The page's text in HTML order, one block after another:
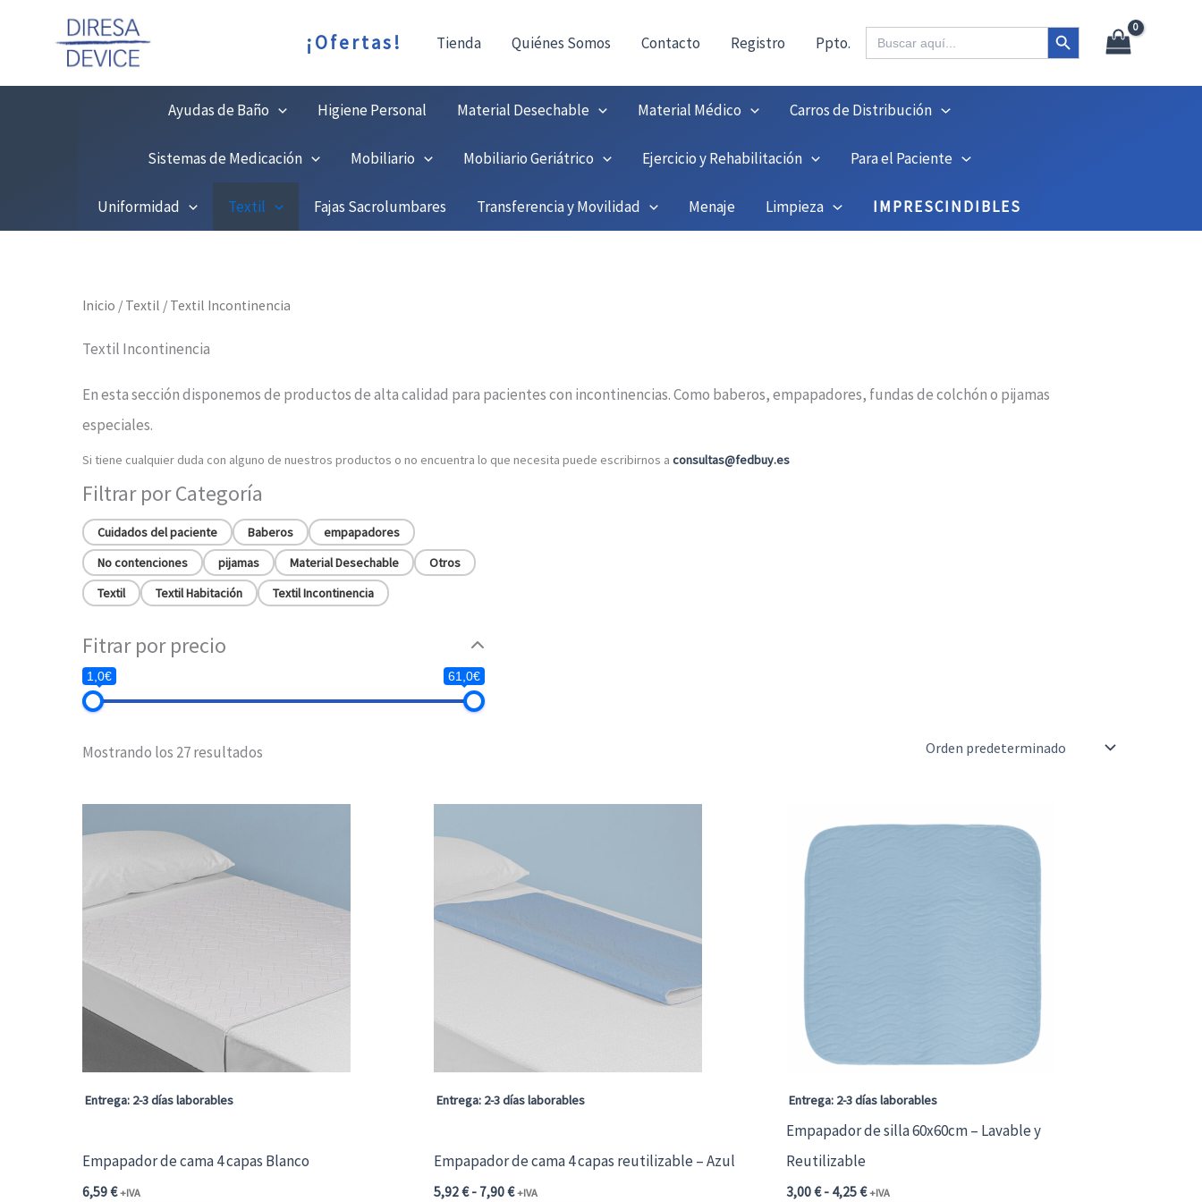
¡Ofertas! Tienda Quiénes Somos Contacto Registro Ppto.
Buscar: Botón de búsqueda
Ayudas de Baño Higiene Personal Material Desechable Material Médico Carros de Distribución
Sistemas de Medicación Mobiliario Mobiliario Geriátrico Ejercicio y Rehabilitación Para el Paciente
Uniformidad Textil Fajas Sacrolumbares Transferencia y Movilidad Menaje Limpieza IMPRESCINDIBLES
Inicio / Textil / Textil Incontinencia
Textil Incontinencia
En esta sección disponemos de productos de alta calidad para pacientes con incontinencias. Como baberos, empapadores, fundas de colchón o pijamas
especiales.
Si tiene cualquier duda con alguno de nuestros productos o no encuentra lo que necesita puede escribirnos a consultas@fedbuy.es
Filtrar por Categoría
Cuidados del paciente Baberos
empapadores
No contenciones
pijamas Material Desechable
Otros
Textil
Textil Habitación Textil Incontinencia
Fitrar por precio
1,0€ 61,0€
Mostrando los 27 resultados
Entrega: 2-3 días laborables
Empapador de cama 4 capas Blanco
6,59€ +IVA
Entrega: 2-3 días laborables
Empapador de cama 4 capas reutilizable – Azul
5,92€- 7,90€Rango
+IVA
Entrega: 2-3 días laborables
Empapador de silla 60x60cm – Lavable y
Reutilizable
3,00€ - 4,25€Rango
+IVA